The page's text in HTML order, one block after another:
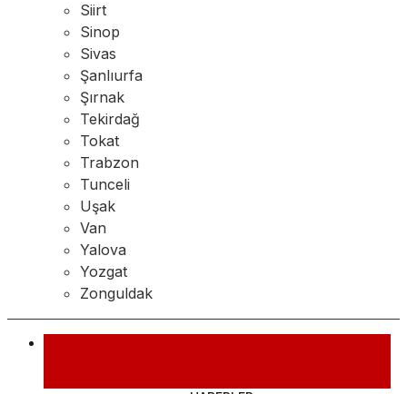
Siirt
Sinop
Sivas
Şanlıurfa
Şırnak
Tekirdağ
Tokat
Trabzon
Tunceli
Uşak
Van
Yalova
Yozgat
Zonguldak